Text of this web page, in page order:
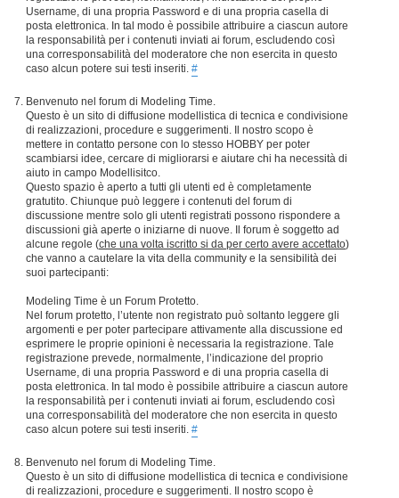
Username, di una propria Password e di una propria casella di
posta elettronica. In tal modo è possibile attribuire a ciascun autore
la responsabilità per i contenuti inviati ai forum, escludendo così
una corresponsabilità del moderatore che non esercita in questo
caso alcun potere sui testi inseriti. #
Benvenuto nel forum di Modeling Time.
Questo è un sito di diffusione modellistica di tecnica e condivisione
di realizzazioni, procedure e suggerimenti. Il nostro scopo è
mettere in contatto persone con lo stesso HOBBY per poter
scambiarsi idee, cercare di migliorarsi e aiutare chi ha necessità di
aiuto in campo Modellisitco.
Questo spazio è aperto a tutti gli utenti ed è completamente
gratutito. Chiunque può leggere i contenuti del forum di
discussione mentre solo gli utenti registrati possono rispondere a
discussioni già aperte o iniziarne di nuove. Il forum è soggetto ad
alcune regole (che una volta iscritto si da per certo avere accettato)
che vanno a cautelare la vita della community e la sensibilità dei
suoi partecipanti:
Modeling Time è un Forum Protetto.
Nel forum protetto, l’utente non registrato può soltanto leggere gli
argomenti e per poter partecipare attivamente alla discussione ed
esprimere le proprie opinioni è necessaria la registrazione. Tale
registrazione prevede, normalmente, l’indicazione del proprio
Username, di una propria Password e di una propria casella di
posta elettronica. In tal modo è possibile attribuire a ciascun autore
la responsabilità per i contenuti inviati ai forum, escludendo così
una corresponsabilità del moderatore che non esercita in questo
caso alcun potere sui testi inseriti. #
Benvenuto nel forum di Modeling Time.
Questo è un sito di diffusione modellistica di tecnica e condivisione
di realizzazioni, procedure e suggerimenti. Il nostro scopo è